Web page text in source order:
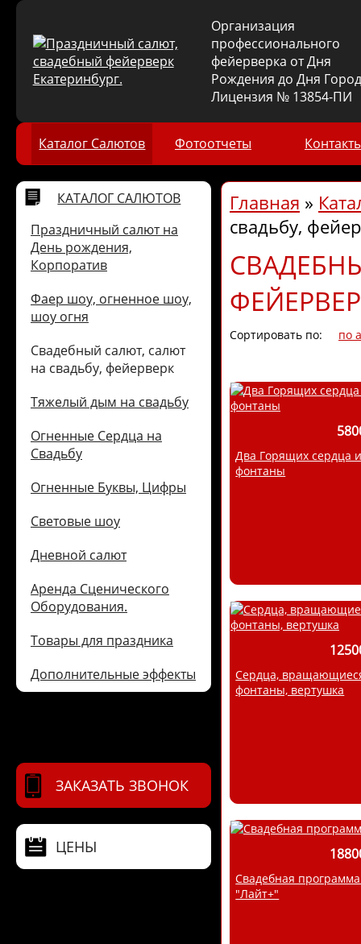
Организация
профессионального
фейерверка от Дня
Рождения до Дня
Лицензия № 13854-ПИ
Каталог Салютов Фотоотчеты
КАТАЛОГ САЛЮТОВ
Праздничный салют на
День рождения,
Корпоратив
Фаер шоу, огненное шоу,
шоу огня
Свадебный салют, салют
на свадьбу, фейерверк
Тяжелый дым на свадьбу
Огненные Сердца на
Свадьбу
Огненные Буквы, Цифры
Световые шоу
Дневной салют
Аренда Сценического
Оборудования.
Товары для праздника
Дополнительные эффекты
ЗАКАЗАТЬ ЗВОНОК
ЦЕНЫ
Главная »
свадьбу,
Сортировать по: по
Два Горящих сердца
фонтаны
Сердца,
фонтаны, вертушка
Свадебная
"Лайт+"